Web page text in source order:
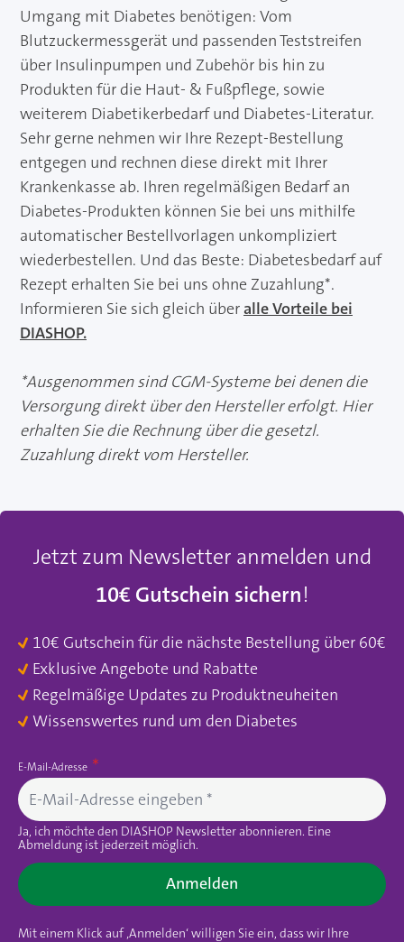
Umgang mit Diabetes benötigen: Vom
Blutzuckermessgerät und passenden Teststreifen
über Insulinpumpen und Zubehör bis hin zu
Produkten für die Haut- & Fußpflege, sowie
weiterem Diabetikerbedarf und Diabetes-Literatur.
Sehr gerne nehmen wir Ihre Rezept-Bestellung
entgegen und rechnen diese direkt mit Ihrer
Krankenkasse ab. Ihren regelmäßigen Bedarf an
Diabetes-Produkten können Sie bei uns mithilfe
automatischer Bestellvorlagen unkompliziert
wiederbestellen. Und das Beste: Diabetesbedarf auf
Rezept erhalten Sie bei uns ohne Zuzahlung*.
Informieren Sie sich gleich überalle Vorteile bei
DIASHOP.
*Ausgenommen sind CGM-Systeme bei denen die
Versorgung direkt über den Hersteller erfolgt. Hier
erhalten Sie die Rechnung über die gesetzl.
Zuzahlung direkt vom Hersteller.
Jetzt zum Newsletter anmelden und
10€ Gutschein sichern!
10€ Gutschein für die nächste Bestellung über 60€
Exklusive Angebote und Rabatte
Regelmäßige Updates zu Produktneuheiten
Wissenswertes rund um den Diabetes
E-Mail-Adresse
Ja, ich möchte den DIASHOP Newsletter abonnieren. Eine
Abmeldung ist jederzeit möglich.
Anmelden
Mit einem Klick auf ‚Anmelden‘ willigen Sie ein, dass wir Ihre